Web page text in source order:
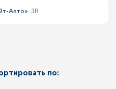
Авто» 3R
по: